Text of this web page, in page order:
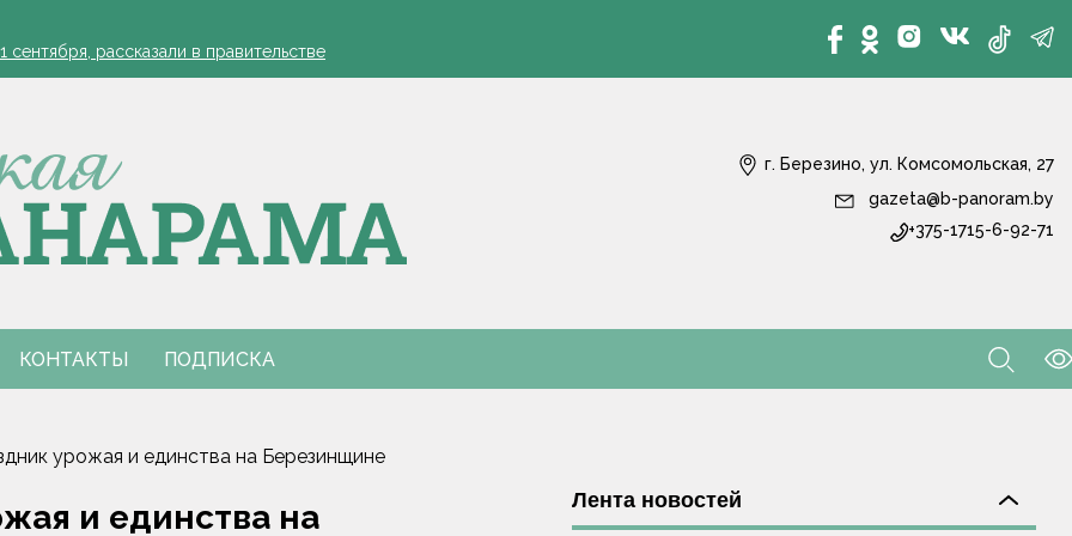
рассказали в правительстве
углеводородные газы
Луну
рассказали в правительстве
углеводородные газы
Луну
г. Березино, ул. Комсомольская, 27
gazeta@b-panoram.by
+375-1715-6-92-71
КОНТАКТЫ ПОДПИСКА
урожая и единства на Березинщине
и единства на
Лента новостей